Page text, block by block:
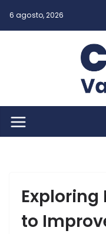
6 agosto, 2026
Exploring
to